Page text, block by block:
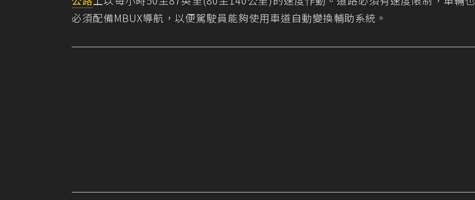
必須配備MBUX導航，以便駕駛員能夠使用車道自動變換輔助系統。